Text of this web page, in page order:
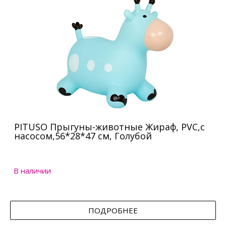
PITUSO Прыгуны-животные Жираф, PVC,с
насосом,56*28*47 см, Голубой
В наличии
ПОДРОБНЕЕ